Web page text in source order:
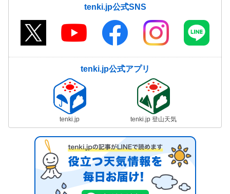
tenki.jp公式SNS
tenki.jp公式アプリ
tenki.jp tenki.jp 登山天気